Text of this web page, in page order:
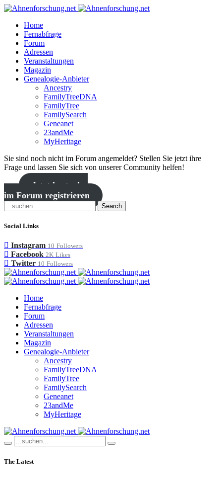
Home
Fernabfrage
Forum
Adressen
Veranstaltungen
Magazin
Genealogie-Anbieter
Ancestry
FamilyTreeDNA
FamilyTree
FamilySearch
Geneanet
23andMe
MyHeritage
Sie sind noch nicht im Forum angemeldet? Stellen Sie jetzt ihre
Frage und lassen Sie sich von unserer Community helfen!
Jetzt kostenlos
im Forum registrieren
Search
Social Links
Instagram 10 Followers
Facebook 2K Likes
Twitter 10 Followers
Home
Fernabfrage
Forum
Adressen
Veranstaltungen
Magazin
Genealogie-Anbieter
Ancestry
FamilyTreeDNA
FamilyTree
FamilySearch
Geneanet
23andMe
MyHeritage
The Latest